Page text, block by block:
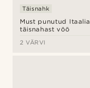
Must punutud Itaalia
täisnahast vöö
Täisnahk
2 VÄRVI